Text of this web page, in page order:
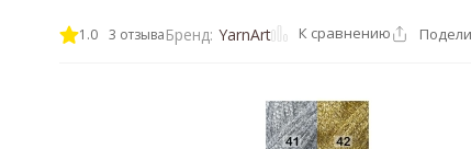
1.0 3 отзываБренд: YarnArt К сравнению